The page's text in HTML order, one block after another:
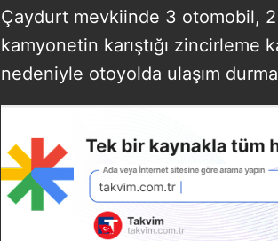
Çaydurt mevkiinde 3 otomobil, 2
kamyonetin karıştığı zincirleme
nedeniyle otoyolda ulaşım